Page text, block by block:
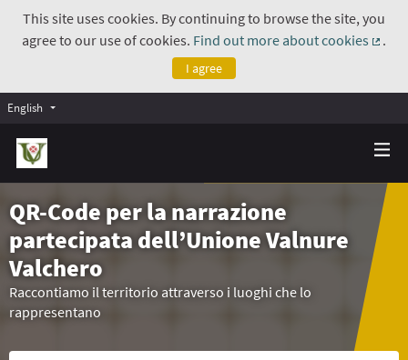
This site uses cookies. By continuing to browse the site, you
agree to our use of cookies. Find out more about cookies
.
I agree
English
QR-Code per la narrazione
partecipata dell’Unione Valnure
Valchero
Raccontiamo il territorio attraverso i luoghi che lo
rappresentano